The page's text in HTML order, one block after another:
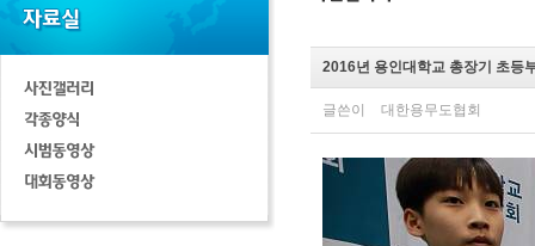
2016년 용인대학교 총장기 초등
글쓴이 대한용무도협회